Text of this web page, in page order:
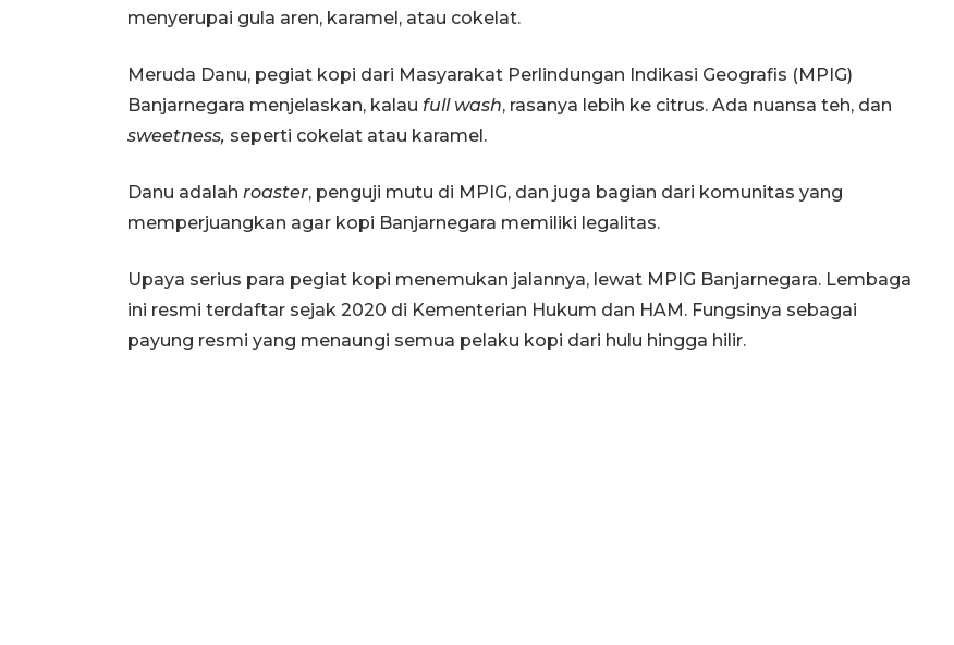
menyerupai gula aren, karamel, atau cokelat.
Meruda Danu, pegiat kopi dari Masyarakat Perlindungan Indikasi Geografis (MPIG)
Banjarnegara menjelaskan, kalau full wash, rasanya lebih ke citrus. Ada nuansa teh, dan
sweetness, seperti cokelat atau karamel.
Danu adalah roaster, penguji mutu di MPIG, dan juga bagian dari komunitas yang
memperjuangkan agar kopi Banjarnegara memiliki legalitas.
Upaya serius para pegiat kopi menemukan jalannya, lewat MPIG Banjarnegara. Lembaga
ini resmi terdaftar sejak 2020 di Kementerian Hukum dan HAM. Fungsinya sebagai
payung resmi yang menaungi semua pelaku kopi dari hulu hingga hilir.